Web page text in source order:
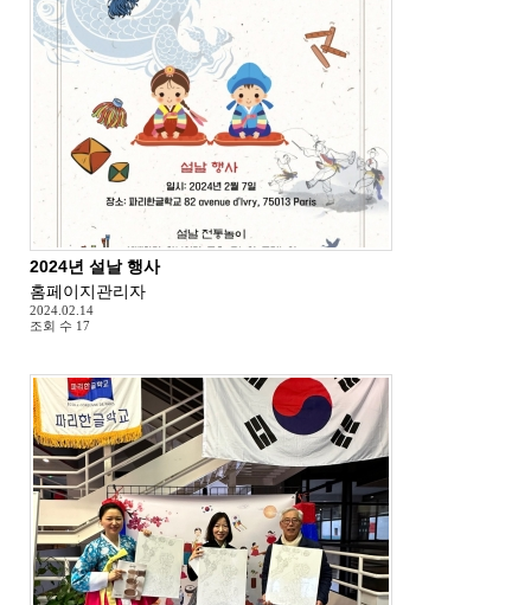
2024년 설날 행사
홈페이지관리자
2024.02.14
조회 수 17